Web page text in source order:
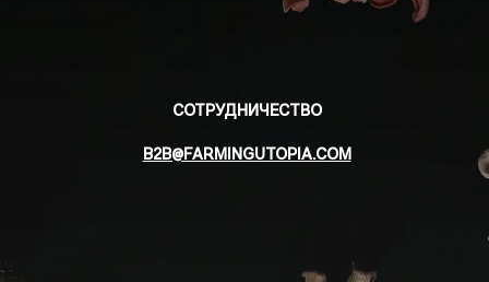
СОТРУДНИЧЕСТВО
B2B@FARMINGUTOPIA.COM